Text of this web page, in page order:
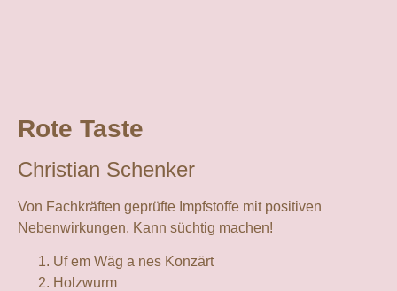
Rote Taste
Christian Schenker
Von Fachkräften geprüfte Impfstoffe mit positiven
Nebenwirkungen. Kann süchtig machen!
Uf em Wäg a nes Konzärt
Holzwurm